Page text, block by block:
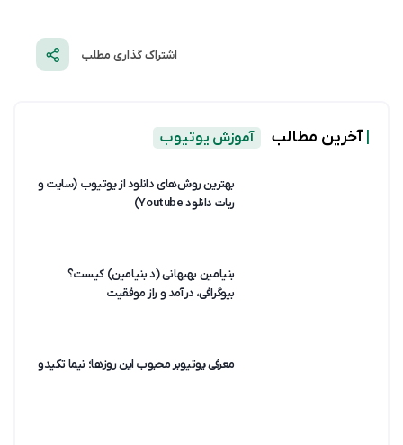
اشتراک گذاری مطلب
آخرین مطالب آموزش یوتیوب
بهترین روش‌های دانلود از یوتیوب (سایت و
ربات دانلود Youtube)
بنیامین بهبهانی (د بنیامین) کیست؟
بیوگرافی، درآمد و راز موفقیت
معرفی یوتیوبر محبوب این روزها؛ نیما تکیدو